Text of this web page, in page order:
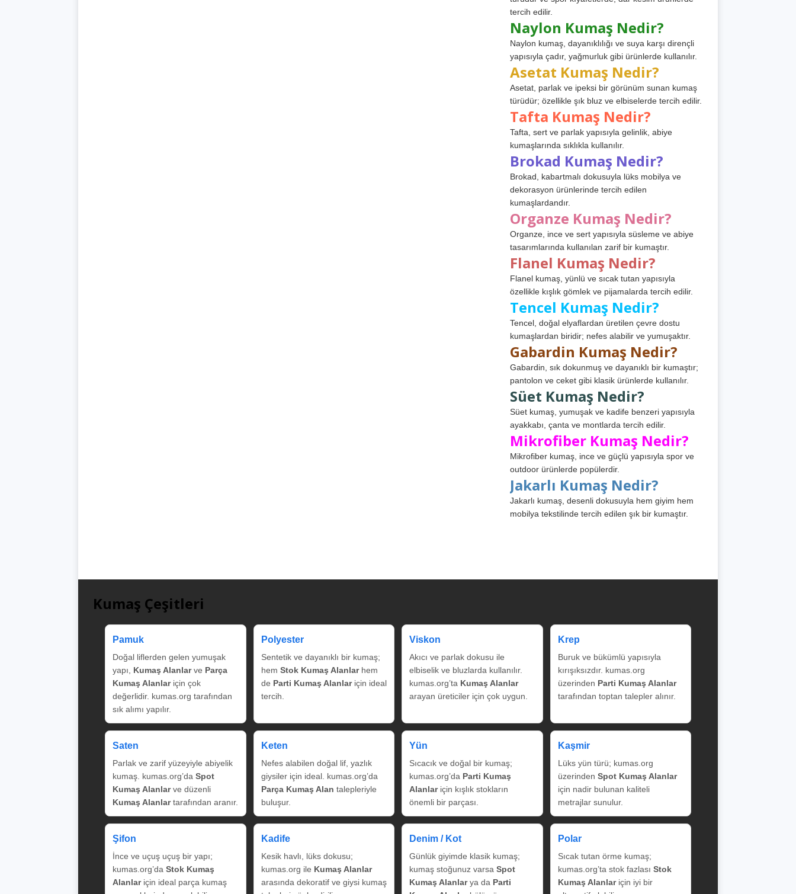
tercih edilir.
Naylon Kumaş Nedir?
Naylon kumaş, dayanıklılığı ve suya karşı dirençli
yapısıyla çadır, yağmurluk gibi ürünlerde kullanılır.
Asetat Kumaş Nedir?
Asetat, parlak ve ipeksi bir görünüm sunan kumaş
türüdür; özellikle şık bluz ve elbiselerde tercih edilir.
Tafta Kumaş Nedir?
Tafta, sert ve parlak yapısıyla gelinlik, abiye
kumaşlarında sıklıkla kullanılır.
Brokad Kumaş Nedir?
Brokad, kabartmalı dokusuyla lüks mobilya ve
dekorasyon ürünlerinde tercih edilen
kumaşlardandır.
Organze Kumaş Nedir?
Organze, ince ve sert yapısıyla süsleme ve abiye
tasarımlarında kullanılan zarif bir kumaştır.
Flanel Kumaş Nedir?
Flanel kumaş, yünlü ve sıcak tutan yapısıyla
özellikle kışlık gömlek ve pijamalarda tercih edilir.
Tencel Kumaş Nedir?
Tencel, doğal elyaflardan üretilen çevre dostu
kumaşlardan biridir; nefes alabilir ve yumuşaktır.
Gabardin Kumaş Nedir?
Gabardin, sık dokunmuş ve dayanıklı bir kumaştır;
pantolon ve ceket gibi klasik ürünlerde kullanılır.
Süet Kumaş Nedir?
Süet kumaş, yumuşak ve kadife benzeri yapısıyla
ayakkabı, çanta ve montlarda tercih edilir.
Mikrofiber Kumaş Nedir?
Mikrofiber kumaş, ince ve güçlü yapısıyla spor ve
outdoor ürünlerde popülerdir.
Jakarlı Kumaş Nedir?
Jakarlı kumaş, desenli dokusuyla hem giyim hem
mobilya tekstilinde tercih edilen şık bir kumaştır.
Kumaş Çeşitleri
Pamuk
Doğal liflerden gelen yumuşak
yapı, Kumaş Alanlarve Parça
Kumaş Alanlariçin çok
değerlidir. kumas.org tarafından
sık alımı yapılır.
Polyester
Sentetik ve dayanıklı bir kumaş;
hem Stok Kumaş Alanlarhem
de Parti Kumaş Alanlariçin ideal
tercih.
Viskon
Akıcı ve parlak dokusu ile
elbiselik ve bluzlarda kullanılır.
kumas.org’ta Kumaş Alanlar
arayan üreticiler için çok uygun.
Krep
Buruk ve bükümlü yapısıyla
kırışıksızdır. kumas.org
üzerinden Parti Kumaş Alanlar
tarafından toptan talepler alınır.
Saten
Parlak ve zarif yüzeyiyle abiyelik
kumaş. kumas.org’da Spot
Kumaş Alanlarve düzenli
Kumaş Alanlartarafından aranır.
Keten
Nefes alabilen doğal lif, yazlık
giysiler için ideal. kumas.org’da
Parça Kumaş Alan talepleriyle
buluşur.
Yün
Sıcacık ve doğal bir kumaş;
kumas.org’da Parti Kumaş
Alanlariçin kışlık stokların
önemli bir parçası.
Kaşmir
Lüks yün türü; kumas.org
üzerinden Spot Kumaş Alanlar
için nadir bulunan kaliteli
metrajlar sunulur.
Şifon
İnce ve uçuş uçuş bir yapı;
kumas.org’da Stok Kumaş
Alanlariçin ideal parça kumaş
Kadife
Kesik havlı, lüks dokusu;
kumas.org ile Kumaş Alanlar
arasında dekoratif ve giysi kumaş
Denim / Kot
Günlük giyimde klasik kumaş;
kumaş stoğunuz varsa Spot
Kumaş Alanlarya da Parti
Polar
Sıcak tutan örme kumaş;
kumas.org’ta stok fazlası Stok
Kumaş Alanlariçin iyi bir